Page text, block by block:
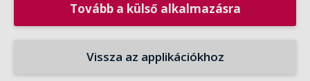
Tovább a külső alkalmazásra
Vissza az applikációkhoz